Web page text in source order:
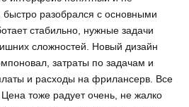
быстро разобрался с основными
стабильно, нужные задачи
сложностей. Новый дизайн
затраты по задачам и
и расходы на фрилансерв. Все
Цена тоже радует очень, не жалко